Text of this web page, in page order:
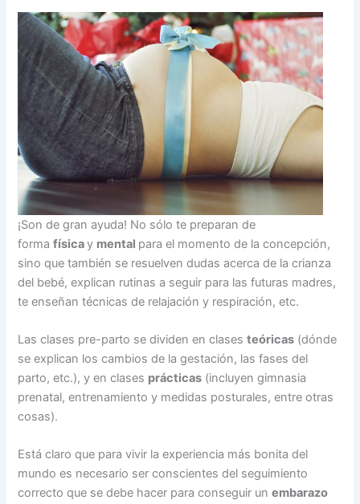
¡Son de gran ayuda! No sólo te preparan de
formafísicay mental para el momento de la concepción,
sino que también se resuelven dudas acerca de la crianza
del bebé, explican rutinas a seguir para las futuras madres,
te enseñan técnicas de relajación y respiración, etc.
Las clases pre-parto se dividen en clasesteóricas (dónde
se explican los cambios de la gestación, las fases del
parto, etc.), y en clases prácticas (incluyen gimnasia
prenatal, entrenamiento y medidas posturales, entre otras
cosas).
Está claro que para vivir la experiencia más bonita del
mundo es necesario ser conscientes del seguimiento
correcto que se debe hacer para conseguir unembarazo